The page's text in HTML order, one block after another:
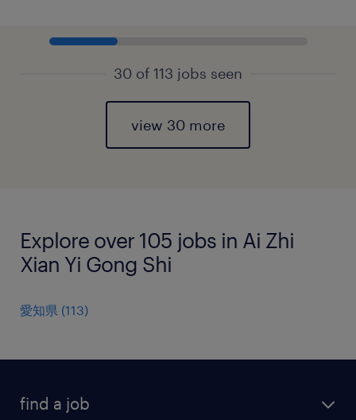
30 of 113 jobs seen
view 30 more
Explore over 105 jobs in Ai Zhi
Xian Yi Gong Shi
愛知県 (113)
find a job